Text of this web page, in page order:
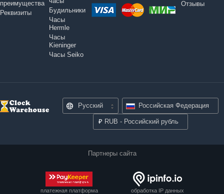
преимущества
Реквизиты
Будильники
Часы
Hermle
Часы
Kieninger
Часы Seiko
Отзывы
Русский Российская Федерация
₽ RUB - Российский рубль
Партнеры сайта
платежная платформа обработка IP данных